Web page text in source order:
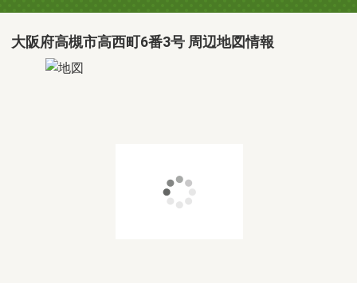
大阪府高槻市高西町6番3号 周辺地図情報